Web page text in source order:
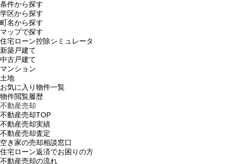
条件から探す
学区から探す
町名から探す
マップで探す
住宅ローン控除シミュレータ
新築戸建て
中古戸建て
マンション
土地
お気に入り物件一覧
物件閲覧履歴
不動産売却
不動産売却TOP
不動産売却実績
不動産売却査定
空き家の売却相談窓口
住宅ローン返済でお困りの方
不動産売却の流れ